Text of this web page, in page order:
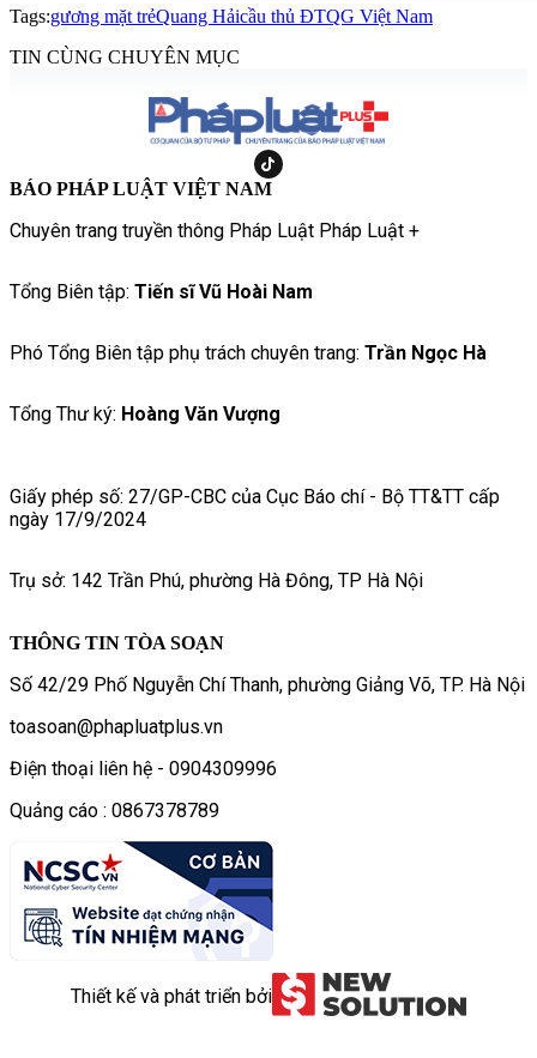
Tags:gương mặt trẻQuang Hảicầu thủ ĐTQG Việt Nam
TIN CÙNG CHUYÊN MỤC
BÁO PHÁP LUẬT VIỆT NAM
Chuyên trang truyền thông Pháp Luật Pháp Luật +
Tổng Biên tập: Tiến sĩ Vũ Hoài Nam
Phó Tổng Biên tập phụ trách chuyên trang: Trần Ngọc Hà
Tổng Thư ký: Hoàng Văn Vượng
Giấy phép số: 27/GP-CBC của Cục Báo chí - Bộ TT&TT cấp
ngày 17/9/2024
Trụ sở: 142 Trần Phú, phường Hà Đông, TP Hà Nội
THÔNG TIN TÒA SOẠN
Số 42/29 Phố Nguyễn Chí Thanh, phường Giảng Võ, TP. Hà Nội
toasoan@phapluatplus.vn
Điện thoại liên hệ - 0904309996
Quảng cáo : 0867378789
Thiết kế và phát triển bởi